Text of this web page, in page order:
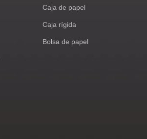
Caja de papel
Caja rígida
Bolsa de papel